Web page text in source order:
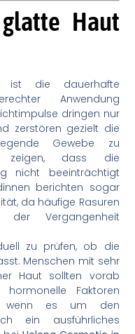
Haut
ist die dauerhafte
Anwendung
dringen nur
zerstören gezielt die
Gewebe zu
zeigen, dass die
nicht beeinträchtigt
berichten sogar
da häufige Rasuren
der Vergangenheit
zu prüfen, ob die
Menschen mit sehr
Haut sollten vorab
Faktoren
wenn es um den
ein ausführliches